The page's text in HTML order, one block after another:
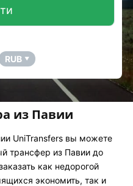
RUB ▼
из Павии
UniTransfers вы можете
трансфер из Павии до
как недорогой
экономить, так и